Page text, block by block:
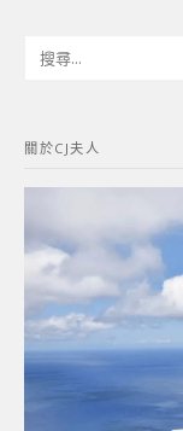
字:
關於CJ夫人